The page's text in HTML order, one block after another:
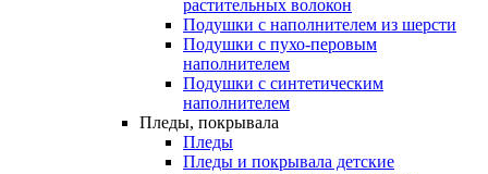
растительных волокон
Подушки с наполнителем из шерсти
Подушки с пухо-перовым
наполнителем
Подушки с синтетическим
наполнителем
Пледы, покрывала
Пледы
Пледы и покрывала детские